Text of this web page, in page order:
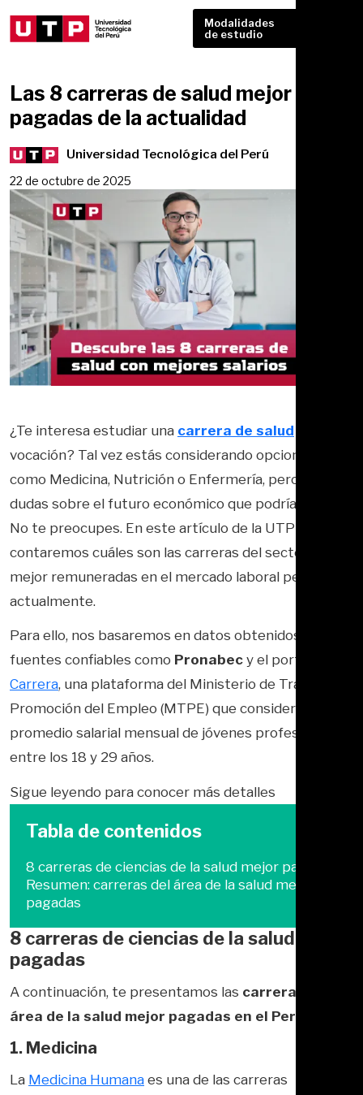
Modalidades
de estudio
Las 8 carreras de salud mejor
pagadas de la actualidad
Universidad Tecnológica del Perú
22 de octubre de 2025
¿Te interesa estudiar una carrera de salud
vocación? Tal vez estás considerando opciones
como Medicina, Nutrición o Enfermería, pero tienes
dudas sobre el futuro económico que podrías tener.
No te preocupes. En este artículo de la UTP te
contaremos cuáles son las carreras del sector salud
mejor remuneradas en el mercado laboral peruano
actualmente.
Para ello, nos basaremos en datos obtenidos de
fuentes confiables como Pronabec y el portal
Carrera, una plataforma del Ministerio de Trabajo y
Promoción del Empleo (MTPE) que considera el
promedio salarial mensual de jóvenes profesionales
entre los 18 y 29 años.
Sigue leyendo para conocer más detalles
Tabla de contenidos
8 carreras de ciencias de la salud mejor pagadas
Resumen: carreras del área de la salud mejor
pagadas
8 carreras de ciencias de la salud mejor
pagadas
A continuación, te presentamos las carreras del
área de la salud mejor pagadas en el Perú.
1. Medicina
La Medicina Humana es una de las carreras